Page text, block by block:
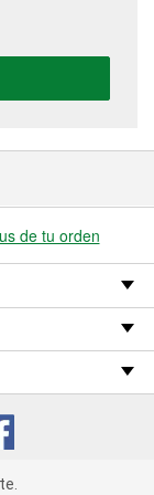
y
de tu orden
(3) cv1361